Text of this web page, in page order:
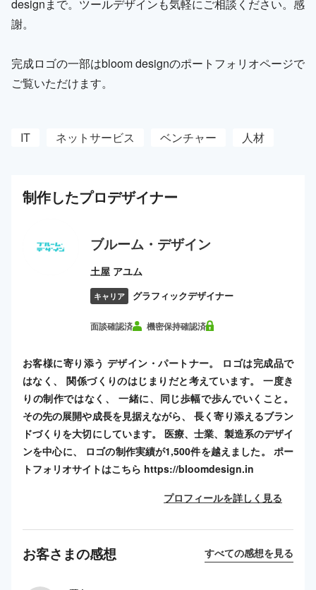
designまで。ツールデザインも気軽にご相談ください。感
謝。
完成ロゴの一部はbloom designのポートフォリオページで
ご覧いただけます。
IT ネットサービス ベンチャー 人材
制作したプロデザイナー
ブルーム・デザイン
土屋 アユム
キャリア グラフィックデザイナー
面談確認済 機密保持確認済
お客様に寄り添う デザイン・パートナー。 ロゴは完成品で
はなく、 関係づくりのはじまりだと考えています。 一度き
りの制作ではなく、 一緒に、同じ歩幅で歩んでいくこと。
その先の展開や成長を見据えながら、 長く寄り添えるブラン
ドづくりを大切にしています。 医療、士業、製造系のデザイ
ンを中心に、 ロゴの制作実績が1,500件を越えました。 ポー
トフォリオサイトはこちら https://bloomdesign.in
プロフィールを詳しく見る
お客さまの感想 すべての感想を見る